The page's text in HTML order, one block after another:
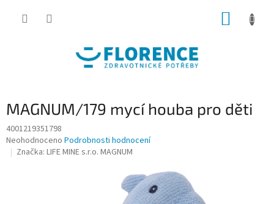
MAGNUM/179 mycí houba pro děti
4001219351798
Průměrné
hodnocení
Neohodnoceno Podrobnosti hodnocení
Značka: LIFE MINE s.r.o. MAGNUM